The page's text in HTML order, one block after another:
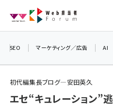
ン
SEO マーケティング／広告 AI
初代編集長ブログ―安田英久
エセ“キュレーション”